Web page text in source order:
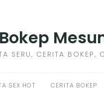
SERU, CERITA BOKEP,
SEX HOT CERITA BOKEP